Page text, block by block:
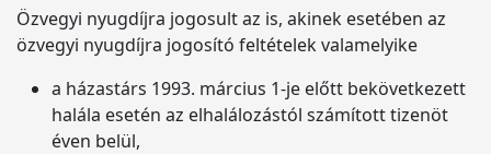
Özvegyi nyugdíjra jogosult az is, akinek esetében az
özvegyi nyugdíjra jogosító feltételek valamelyike
a házastárs 1993. március 1-je előtt bekövetkezett
halála esetén az elhalálozástól számított tizenöt
éven belül,